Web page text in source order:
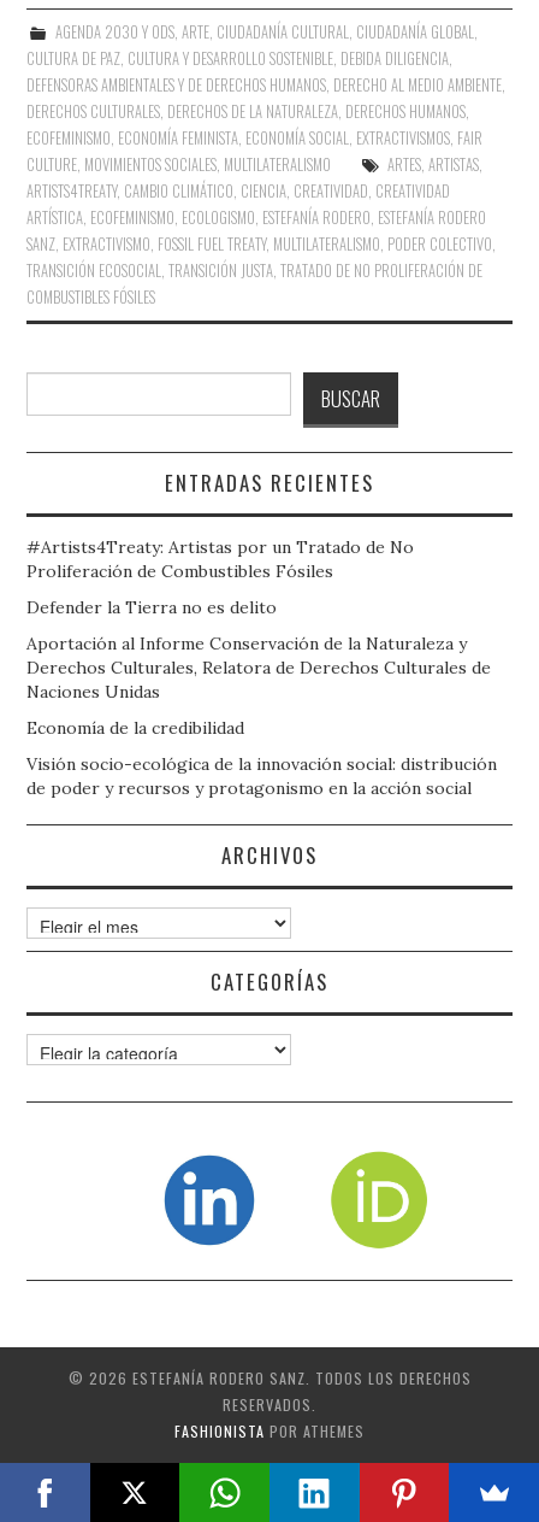
AGENDA 2030 Y ODS, ARTE, CIUDADANÍA CULTURAL, CIUDADANÍA GLOBAL,
CULTURA DE PAZ, CULTURA Y DESARROLLO SOSTENIBLE, DEBIDA DILIGENCIA,
DEFENSORAS AMBIENTALES Y DE DERECHOS HUMANOS, DERECHO AL MEDIO AMBIENTE,
DERECHOS CULTURALES, DERECHOS DE LA NATURALEZA, DERECHOS HUMANOS,
ECOFEMINISMO, ECONOMÍA FEMINISTA, ECONOMÍA SOCIAL, EXTRACTIVISMOS, FAIR
CULTURE, MOVIMIENTOS SOCIALES, MULTILATERALISMO ARTES, ARTISTAS,
ARTISTS4TREATY, CAMBIO CLIMÁTICO, CIENCIA, CREATIVIDAD, CREATIVIDAD
ARTÍSTICA, ECOFEMINISMO, ECOLOGISMO, ESTEFANÍA RODERO, ESTEFANÍA RODERO
SANZ, EXTRACTIVISMO, FOSSIL FUEL TREATY, MULTILATERALISMO, PODER COLECTIVO,
TRANSICIÓN ECOSOCIAL,TRANSICIÓN JUSTA,TRATADO DE NO PROLIFERACIÓN DE
COMBUSTIBLES FÓSILES
BUSCAR
ENTRADAS RECIENTES
#Artists4Treaty: Artistas por un Tratado de No
Proliferación de Combustibles Fósiles
Defender la Tierra no es delito
Aportación al Informe Conservación de la Naturaleza y
Derechos Culturales, Relatora de Derechos Culturales de
Naciones Unidas
Economía de la credibilidad
Visión socio-ecológica de la innovación social: distribución
de poder y recursos y protagonismo en la acción social
ARCHIVOS
Archivos
CATEGORÍAS
Categorías
© 2026 ESTEFANÍA RODERO SANZ. TODOS LOS DERECHOS
RESERVADOS.
FASHIONISTA POR ATHEMES